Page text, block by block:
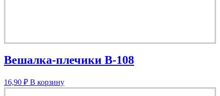
Вешалка-плечики В-108
16,90 ₽ В корзину